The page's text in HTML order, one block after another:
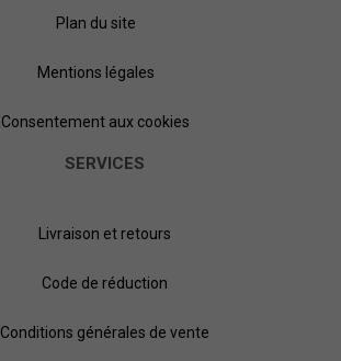
Plan du site
Mentions légales
Consentement aux cookies
SERVICES
Livraison et retours
Code de réduction
Conditions générales de vente